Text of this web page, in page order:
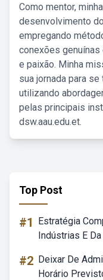
Como mentor,
desenvolvimento
empregando
conexões
e paixão. Minha
sua jornada para
utilizando
pelas principais
dsw.aau.edu.et.
Top Post
#1
Estratégia
Indústrias E
#2 Deixar De
Horário